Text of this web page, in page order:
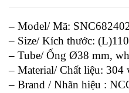
– Model/ Mã:
– Size/ Kích thước:
– Tube/ Ống Ø38 mm,
– Material/ Chất liệu:
– Brand / Nhãn hiệu :